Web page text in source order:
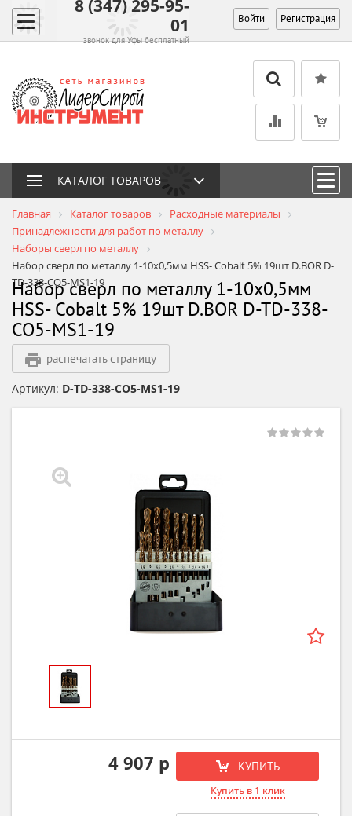
8 (347) 295-95-
01
звонок для Уфы бесплатный
Войти Регистрация
КАТАЛОГ ТОВАРОВ
Главная Каталог товаров
Расходные материалы
Принадлежности для работ по металлу
Наборы сверл по металлу
Набор сверл по металлу 1-10х0,5мм HSS- Cobalt 5% 19шт D.BOR D-
TD-338-CO5-MS1-19
Набор сверл по металлу 1-10х0,5мм
HSS- Cobalt 5% 19шт D.BOR D-TD-338-
CO5-MS1-19
распечатать страницу
Артикул: D-TD-338-CO5-MS1-19
4 907 р КУПИТЬ
Купить в 1 клик